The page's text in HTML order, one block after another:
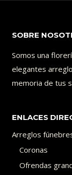
SOBRE
Somos una
elegantes
memoria de tus
ENLACES
Arreglos
Coronas
Ofrendas